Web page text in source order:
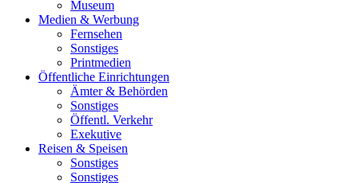
Museum
Medien & Werbung
Fernsehen
Sonstiges
Printmedien
Öffentliche Einrichtungen
Ämter & Behörden
Sonstiges
Öffentl. Verkehr
Exekutive
Reisen & Speisen
Sonstiges
Sonstiges